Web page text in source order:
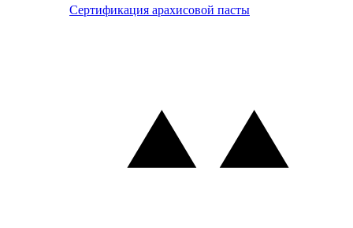
Сертификация арахисовой пасты